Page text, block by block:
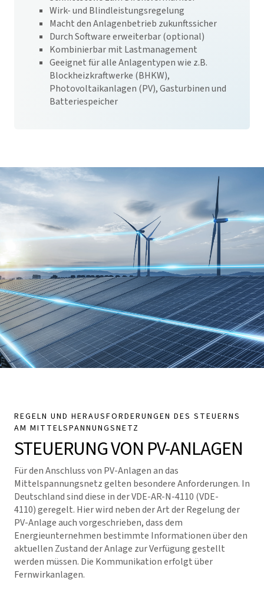
Wirk- und Blindleistungsregelung
Macht den Anlagenbetrieb zukunftssicher
Durch Software erweiterbar (optional)
Kombinierbar mit Lastmanagement
Geeignet für alle Anlagentypen wie z.B.
Blockheizkraftwerke (BHKW),
Photovoltaikanlagen (PV), Gasturbinen und
Batteriespeicher
REGELN UND HERAUSFORDERUNGEN DES STEUERNS
AM MITTELSPANNUNGSNETZ
STEUERUNG VON PV-ANLAGEN
Für den Anschluss von PV-Anlagen an das
Mittelspannungsnetz gelten besondere Anforderungen. In
Deutschland sind diese in der VDE-AR-N-4110 (VDE-
4110) geregelt. Hier wird neben der Art der Regelung der
PV-Anlage auch vorgeschrieben, dass dem
Energieunternehmen bestimmte Informationen über den
aktuellen Zustand der Anlage zur Verfügung gestellt
werden müssen. Die Kommunikation erfolgt über
Fernwirkanlagen.